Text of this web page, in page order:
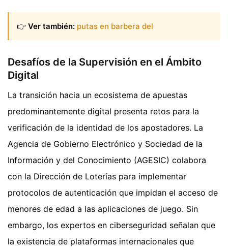
👉 Ver también: putas en barbera del
Desafíos de la Supervisión en el Ámbito
Digital
La transición hacia un ecosistema de apuestas
predominantemente digital presenta retos para la
verificación de la identidad de los apostadores. La
Agencia de Gobierno Electrónico y Sociedad de la
Información y del Conocimiento (AGESIC) colabora
con la Dirección de Loterías para implementar
protocolos de autenticación que impidan el acceso de
menores de edad a las aplicaciones de juego. Sin
embargo, los expertos en ciberseguridad señalan que
la existencia de plataformas internacionales que